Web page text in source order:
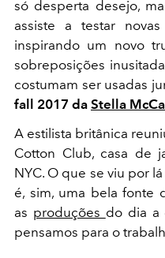
só desperta desejo,
assiste a testar
inspirando um novo
sobreposições
costumam ser usadas
fall 2017 da Stella
A estilista britânica
Cotton Club, casa de
NYC. O que se viu por
é, sim, uma bela fonte
as produções do dia a
pensamos para o